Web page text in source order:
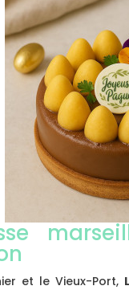
et le Vieux-Port,